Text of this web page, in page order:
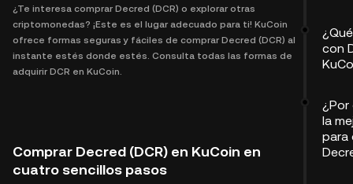
¿Te interesa comprar Decred (DCR) o explorar otras
criptomonedas? ¡Este es el lugar adecuado para ti! KuCoin
ofrece formas seguras y fáciles de comprar Decred (DCR) al
instante estés donde estés. Consulta todas las formas de
adquirir DCR en KuCoin.
Comprar Decred (DCR) en KuCoin en
cuatro sencillos pasos
con
¿Por
la
para